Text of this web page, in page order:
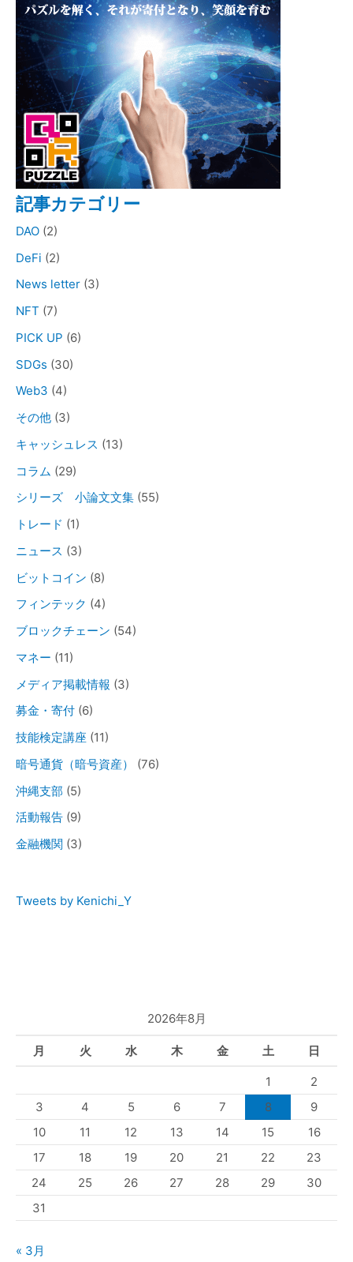
記事カテゴリー
DAO (2)
DeFi (2)
News letter (3)
NFT (7)
PICK UP (6)
SDGs (30)
Web3 (4)
その他 (3)
キャッシュレス (13)
コラム (29)
シリーズ 小論文文集 (55)
トレード (1)
ニュース (3)
ビットコイン (8)
フィンテック (4)
ブロックチェーン (54)
マネー (11)
メディア掲載情報 (3)
募金・寄付 (6)
技能検定講座 (11)
暗号通貨（暗号資産）
(76)
沖縄支部 (5)
活動報告 (9)
金融機関 (3)
Tweets by Kenichi_Y
2026年8月
月 火 水 木 金 土 日
1
2
3
4 5 6 7 8
9
10
11 12 13 14 15
16
17
18 19 20 21 22
23
24
25 26 27 28 29
30
31
« 3月